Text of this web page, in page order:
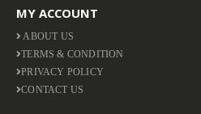
MY ACCOUNT
ABOUT US
TERMS & CONDITION
PRIVACY POLICY
CONTACT US